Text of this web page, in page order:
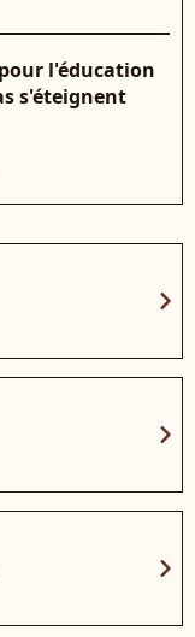
l'éducation
s'éteignent
chevron_right
chevron_right
chevron_right